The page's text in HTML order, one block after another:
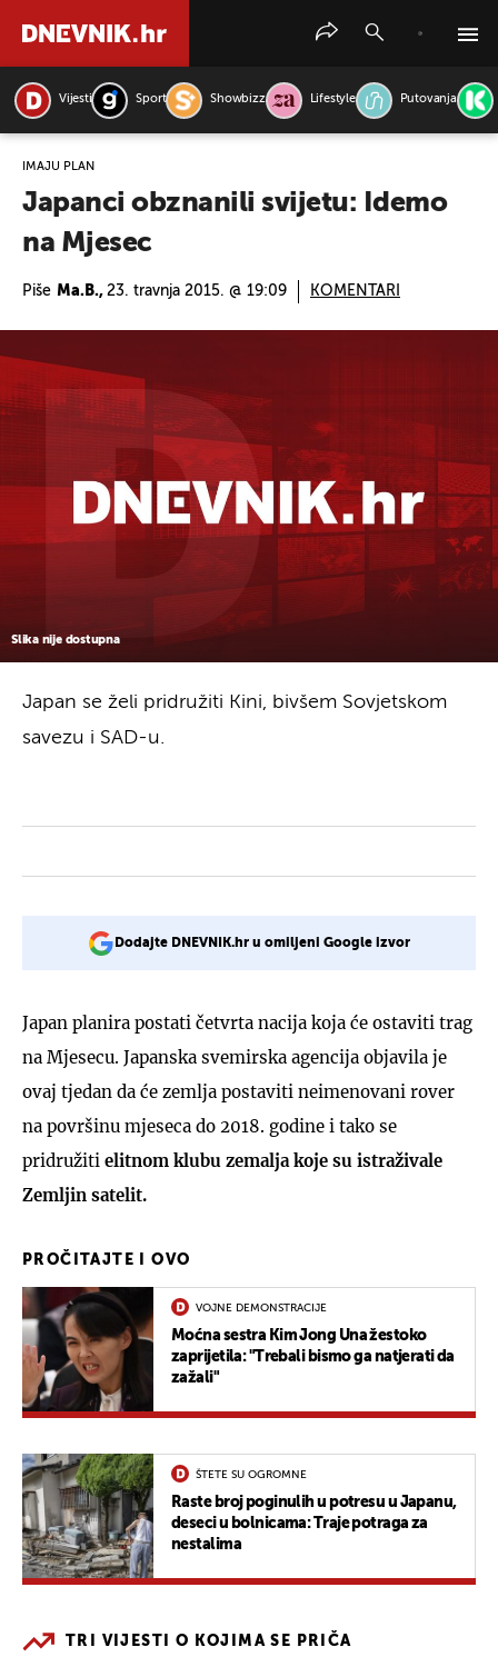
Vijesti Sport Showbizz Lifestyle Putovanja
IMAJU PLAN
Japanci obznanili svijetu: Idemo
na Mjesec
Piše Ma.B., 23. travnja 2015. @ 19:09 KOMENTARI
Slika nije dostupna
Japan se želi pridružiti Kini, bivšem Sovjetskom
savezu i SAD-u.
Dodajte DNEVNIK.hr u omiljeni Google izvor
Japan planira postati četvrta nacija koja će ostaviti trag
na Mjesecu. Japanska svemirska agencija objavila je
ovaj tjedan da će zemlja postaviti neimenovani rover
na površinu mjeseca do 2018. godine i tako se
pridružiti elitnom klubu zemalja koje su istraživale
Zemljin satelit.
PROČITAJTE I OVO
VOJNE DEMONSTRACIJE
Moćna sestra Kim Jong Una žestoko
zaprijetila: "Trebali bismo ga natjerati da
zažali"
ŠTETE SU OGROMNE
Raste broj poginulih u potresu u Japanu,
deseci u bolnicama: Traje potraga za
nestalima
TRI VIJESTI O KOJIMA SE PRIČA
PRETRAŽITE VIJESTI